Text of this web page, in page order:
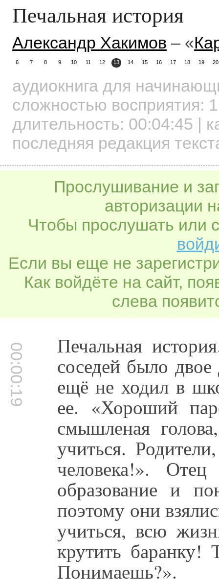
Печальная история
Александр Хакимов – «
6 7 8 9 10 11 12 13 14 15 16 17 18 19 20
аудиокнига для
сложностью восприятия: 1
длительность: 00:04:45 |
последняя редакция
Прослушивание и
авторизации
Чтобы прослушать или
Если вы еще не
Как войдёте на сайт,
слева
00:00:19 Печальная
соседей было
ещё не ходил в
ее. «Хороший
смышленая
учиться.
человека!».
образование и
поэтому они
учиться, всю
крутить
Понимаешь?».